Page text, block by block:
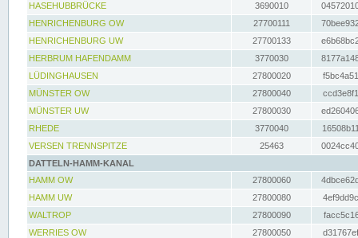
HASEHUBBRÜCKE
3690010
HENRICHENBURG OW
27700111
HENRICHENBURG UW
27700133
HERBRUM HAFENDAMM
3770030
LÜDINGHAUSEN
27800020
MÜNSTER OW
27800040
MÜNSTER UW
27800030
RHEDE
3770040
VERSEN TRENNSPITZE
25463
DATTELN-HAMM-KANAL
HAMM OW
27800060
HAMM UW
27800080
WALTROP
27800090
WERRIES OW
27800050